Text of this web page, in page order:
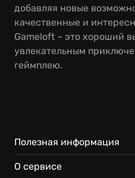
добавляя новые
качественные и
Gameloft – это хороший
увлекательным
геймплею.
Полезная информация
О сервисе